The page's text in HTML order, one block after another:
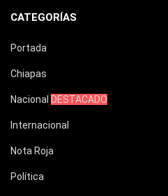
CATEGORÍAS
Portada
Chiapas
Nacional DESTACADO
Internacional
Nota Roja
Política